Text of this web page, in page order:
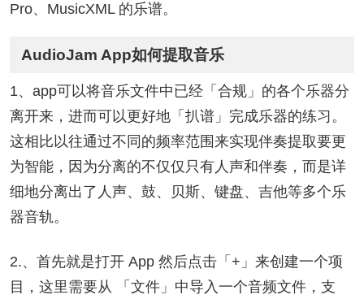
Pro、MusicXML 的乐谱。
AudioJam App如何提取音乐
1、app可以将音乐文件中已经「合规」的各个乐器分
离开来，进而可以更好地「扒谱」完成乐器的练习。
这相比以往通过不同的频率范围来实现伴奏提取要更
为智能，因为分离的不仅仅只有人声和伴奏，而是详
细地分离出了人声、鼓、贝斯、键盘、吉他等多个乐
器音轨。
2.、首先就是打开 App 然后点击「+」来创建一个项
目，这里需要从 「文件」中导入一个音频文件，支